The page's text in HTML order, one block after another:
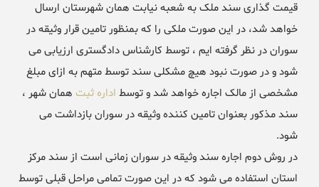
قیمت گذاری سند ملک به شعبه نیابت همان شهرستان ارسال
خواهد شد، در این صورت ملکی را که بمنظور تامین قرار وثیقه در
سوران در نظر گرفته ایم ، توسط کارشناس دادگستری ارزیابی می
شود و در صورت نبود هیچ مشکلی سند توسط متهم به ازای مبلغ
مشخصی از مالک اجاره خواهد شد و توسط اداره ثبت همان شهر ،
سند مذکور بعنوان تامین کننده وثیقه در سوران بازداشت می
شود.
در روش دوم اجاره سند وثیقه در سوران زمانی است از سند مرکز
استان استفاده می شود که در این صورت تمامی مراحل قبلی توسط